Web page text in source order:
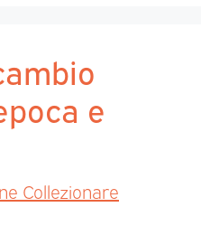
e
Collezionare